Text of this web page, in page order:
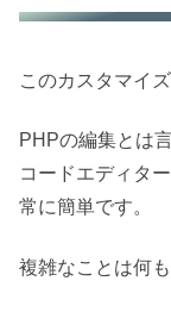
このカスタマイ
PHPの編集とは
コードエディタ
常に簡単です。
複雑なことは何